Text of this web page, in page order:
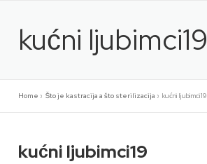
sadržajkućni ljubimci19
Home »Što je kastracija a što sterilizacija »kućni ljubimci19
kućni ljubimci19